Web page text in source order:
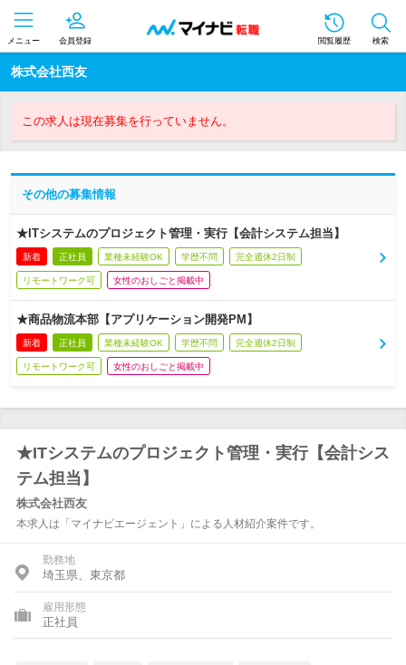
メニュー 会員登録 閲覧履歴 検索
株式会社西友
この求人は現在募集を行っていません。
その他の募集情報
★ITシステムのプロジェクト管理・実行【会計システム担当】
新着 正社員 業種未経験OK 学歴不問 完全週休2日制
リモートワーク可 女性のおしごと掲載中
★商品物流本部【アプリケーション開発PM】
新着 正社員 業種未経験OK 学歴不問 完全週休2日制
リモートワーク可 女性のおしごと掲載中
★ITシステムのプロジェクト管理・実行【会計シス
テム担当】
株式会社西友
本求人は「マイナビエージェント」による人材紹介案件です。
勤務地
埼玉県、東京都
雇用形態
正社員